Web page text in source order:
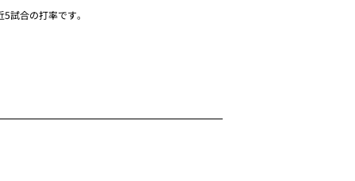
試合の打率です。